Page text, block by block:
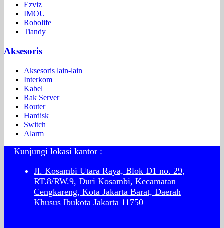
Ezviz
IMOU
Robolife
Tiandy
Aksesoris
Aksesoris lain-lain
Interkom
Kabel
Rak Server
Router
Hardisk
Switch
Alarm
Kunjungi lokasi kantor :
Jl. Kosambi Utara Raya, Blok D1 no. 29,
RT.8/RW.9, Duri Kosambi, Kecamatan
Cengkareng, Kota Jakarta Barat, Daerah
Khusus Ibukota Jakarta 11750